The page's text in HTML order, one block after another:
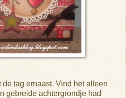
de tag ernaast. Vind het alleen
gebreide achtergrondje had